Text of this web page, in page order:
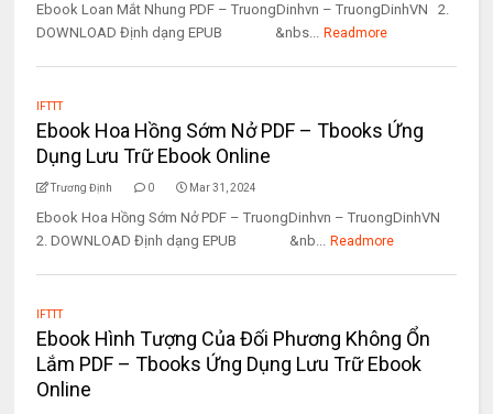
Ebook Loan Mắt Nhung PDF – TruongDinhvn – TruongDinhVN 2.
DOWNLOAD Định dạng EPUB &nbs... Readmore
IFTTT
Ebook Hoa Hồng Sớm Nở PDF – Tbooks Ứng
Dụng Lưu Trữ Ebook Online
Trương Định 0 Mar 31, 2024
Ebook Hoa Hồng Sớm Nở PDF – TruongDinhvn – TruongDinhVN
2. DOWNLOAD Định dạng EPUB &nb... Readmore
IFTTT
Ebook Hình Tượng Của Đối Phương Không Ổn
Lắm PDF – Tbooks Ứng Dụng Lưu Trữ Ebook
Online